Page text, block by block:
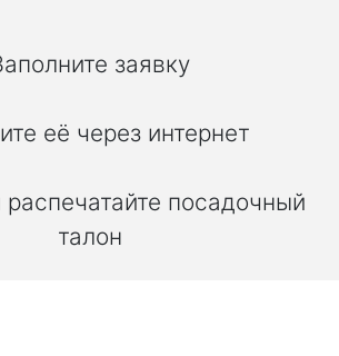
заявку
её через интернет
распечатайте посадочный
талон